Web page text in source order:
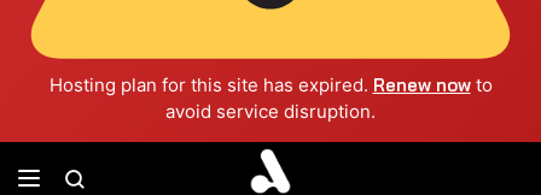
Hosting plan for this site has expired. Renew nowto
avoid service disruption.